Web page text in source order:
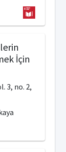
İçin
3, no. 2,